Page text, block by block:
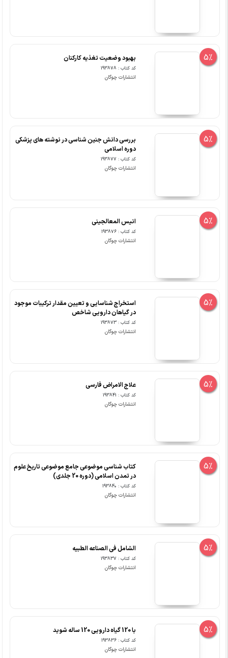
5% بهبود وضعیت تغذیه کارکنان
کد کتاب : 193878
انتشارات چوگان
5%
بررسی دانش جنین شناسی در نوشته های پزشکی
دوره اسلامی
کد کتاب : 193877
انتشارات چوگان
5% انیس المعالجینی
کد کتاب : 193876
انتشارات چوگان
5%
استخراج شناسایی و تعیین مقدار ترکیبات موجود
در گیاهان دارویی شاخص
کد کتاب : 193873
انتشارات چوگان
5% علاج الامراض فارسی
کد کتاب : 193841
انتشارات چوگان
5%
کتاب شناسی موضوعی جامع موضوعی تاریخ علوم
در تمدن اسلامی (دوره 20 جلدی)
کد کتاب : 193840
انتشارات چوگان
5% الشامل فی الصناعه الطبیه
کد کتاب : 193837
انتشارات چوگان
5% با 120 گیاه دارویی 120 ساله شوید
کد کتاب : 193836
انتشارات چوگان